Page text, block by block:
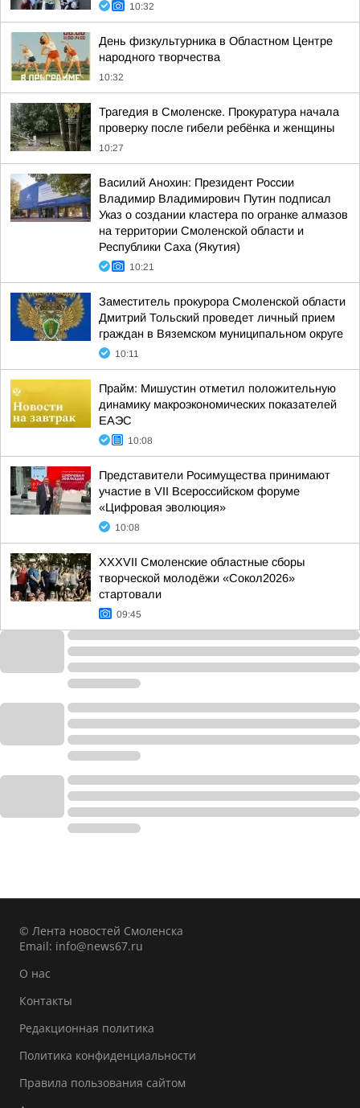
10:32
День физкультурника в Областном Центре
народного творчества
10:32
Трагедия в Смоленске. Прокуратура начала
проверку после гибели ребёнка и женщины
10:27
Василий Анохин: Президент России
Владимир Владимирович Путин подписал
Указ о создании кластера по огранке алмазов
на территории Смоленской области и
Республики Саха (Якутия)
10:21
Заместитель прокурора Смоленской области
Дмитрий Тольский проведет личный прием
граждан в Вяземском муниципальном округе
10:11
Прайм: Мишустин отметил положительную
динамику макроэкономических показателей
ЕАЭС
10:08
Представители Росимущества принимают
участие в VII Всероссийском форуме
«Цифровая эволюция»
10:08
XXXVII Смоленские областные сборы
творческой молодёжи «Сокол2026»
стартовали
09:45
© Лента новостей Смоленска
Email: info@news67.ru
О нас
Контакты
Редакционная политика
Политика конфиденциальности
Правила пользования сайтом